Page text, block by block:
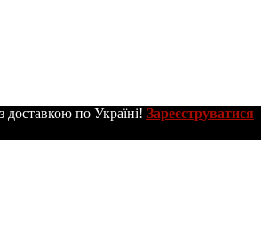
доставкою по Україні! Зареєструватися